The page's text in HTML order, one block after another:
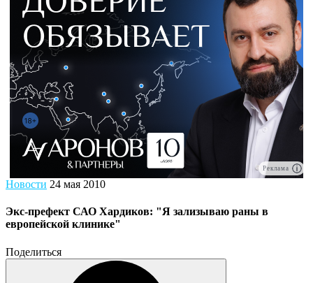
Реклама
Новости 24 мая 2010
Экс-префект САО Хардиков: "Я зализываю раны в
европейской клинике"
Поделиться